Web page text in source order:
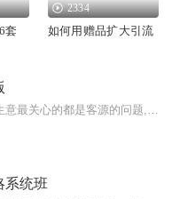
套
2334
如何用赠品扩大引流
系统班